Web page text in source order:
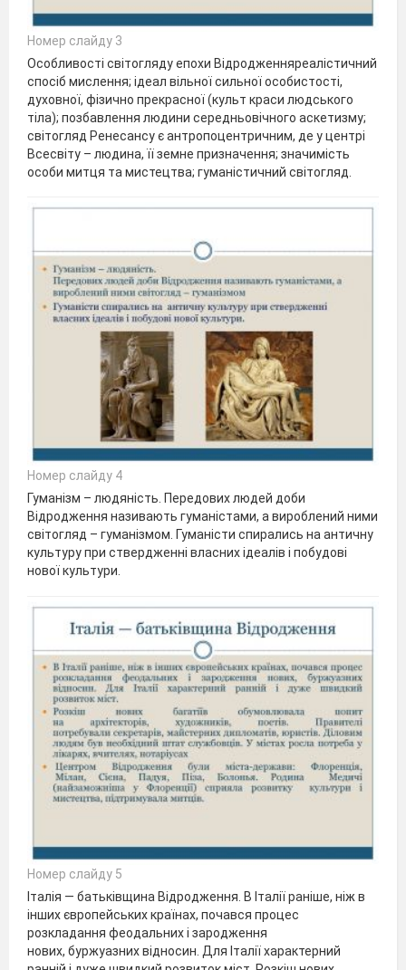
Номер слайду 3
Особливості світогляду епохи Відродженняреалістичний
спосіб мислення; ідеал вільної сильної особистості,
духовної, фізично прекрасної (культ краси людського
тіла); позбавлення людини середньовічного аскетизму;
світогляд Ренесансу є антропоцентричним, де у центрі
Всесвіту – людина, її земне призначення; значимість
особи митця та мистецтва; гуманістичний світогляд.
Номер слайду 4
Гуманізм – людяність. Передових людей доби
Відродження називають гуманістами, а вироблений ними
світогляд – гуманізмом. Гуманісти спирались на античну
культуру при ствердженні власних ідеалів і побудові
нової культури.
Номер слайду 5
Італія — батьківщина Відродження. В Італії раніше, ніж в
інших європейських країнах, почався процес
розкладання феодальних і зародження
нових, буржуазних відносин. Для Італії характерний